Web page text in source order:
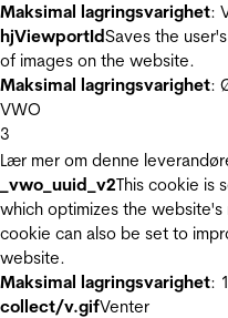
Maksimal lagringsvarighet:
hjViewportIdSaves the
of images on the website.
Maksimal lagringsvarighet:
VWO
3
Lær mer om denne
_vwo_uuid_v2This cookie is
which optimizes the
cookie can also be set to
website.
Maksimal lagringsvarighet:
collect/v.gifVenter